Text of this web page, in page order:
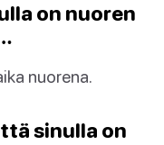
on nuoren
nuorena.
sinulla on